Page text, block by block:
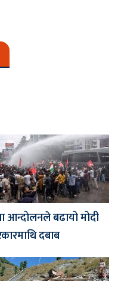
आन्दोलनले बढायो मोदी
दबाब